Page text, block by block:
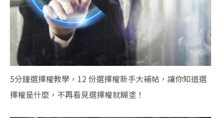
5分鐘選擇權教學，12 份選擇權新手大補帖，讓你知道選
擇權是什麼，不再看見選擇權就糊塗！